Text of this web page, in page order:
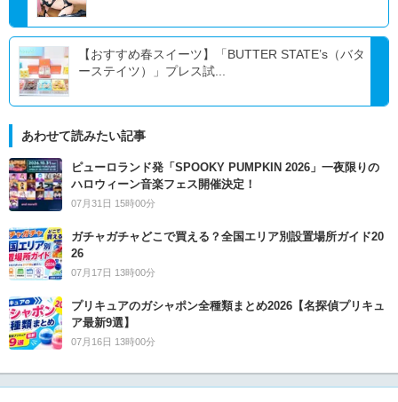
【おすすめ春スイーツ】「BUTTER STATE’s（バタ
ーステイツ）」プレス試...
あわせて読みたい記事
ピューロランド発「SPOOKY PUMPKIN 2026」一夜限りの
ハロウィーン音楽フェス開催決定！
07月31日 15時00分
ガチャガチャどこで買える？全国エリア別設置場所ガイド20
26
07月17日 13時00分
プリキュアのガシャポン全種類まとめ2026【名探偵プリキュ
ア最新9選】
07月16日 13時00分